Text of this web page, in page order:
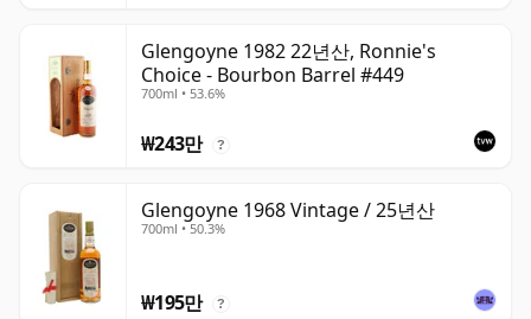
Glengoyne 1982 22년산, Ronnie's
Choice - Bourbon Barrel #449
700ml • 53.6%
₩243만 ?
Glengoyne 1968 Vintage / 25년산
700ml • 50.3%
₩195만 ?